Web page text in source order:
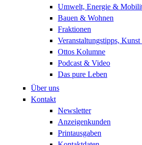
Umwelt, Energie &
Bauen & Wohnen
Fraktionen
Veranstaltungstipps,
Ottos Kolumne
Podcast & Video
Das pure Leben
Über uns
Kontakt
Newsletter
Anzeigenkunden
Printausgaben